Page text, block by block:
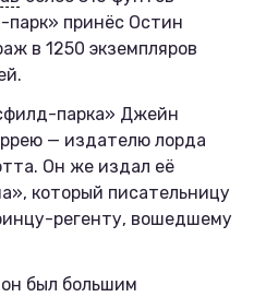
парк» принёс Остин
в 1250 экземпляров
парка» Джейн
— издателю лорда
Он же издал её
который писательницу
регенту, вошедшему
был большим